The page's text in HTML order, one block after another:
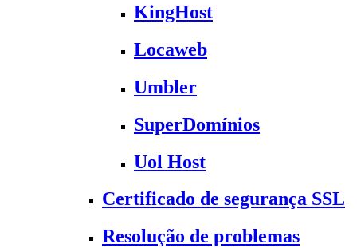
KingHost
Locaweb
Umbler
SuperDomínios
Uol Host
Certificado de segurança SSL
Resolução de problemas